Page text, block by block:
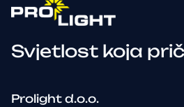
Svjetlost koja
Prolight d.o.o.